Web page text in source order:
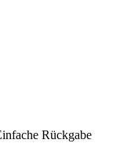
Rückgabe